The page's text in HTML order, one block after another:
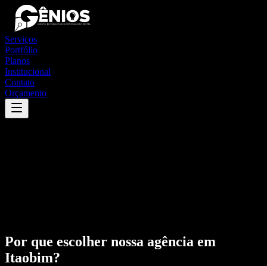
Serviços
Portfólio
Planos
Institucional
Contato
Orçamento
Por que escolher nossa agência em
Itaobim?